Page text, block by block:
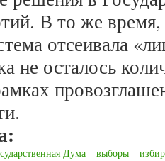
В то же
отсеивала
не осталось
Дума выборы